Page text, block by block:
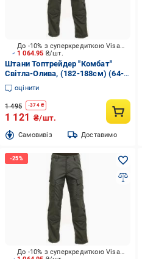
1 064.95 ₴/шт.
До -10% з суперкредиткою Visa Вигода
Штани Топтрейдер "Комбат"
Світла-Олива, (182-188см) (64-
66 р) р.3XL
оцінити
1 495 -374₴
1 121 ₴/шт.
Cамовивіз Доставимо
До -10% з суперкредиткою Visa Вигода